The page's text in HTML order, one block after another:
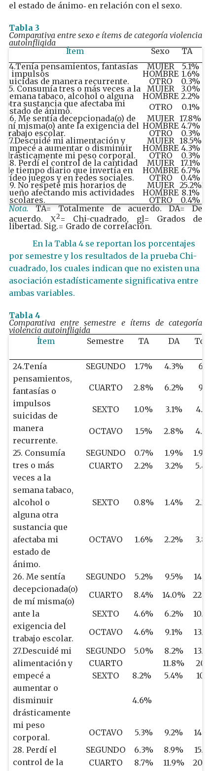
el estado de ánimo- en relación con el sexo.
Tabla 3
Comparativa entre sexo e ítems de categoría violencia
autoinfligida
Ítem
Sexo TA
24.Tenía pensamientos, fantasías
o impulsos
suicidas de manera recurrente.
MUJER 5.1%
HOMBRE 1.6%
OTRO 0.3%
25. Consumía tres o más veces a la
semana tabaco, alcohol o alguna
otra sustancia que afectaba mi
estado de ánimo.
MUJER 3.0%
HOMBRE 2.2%
OTRO
0.1%
26. Me sentía decepcionada(o) de
mí misma(o) ante la exigencia del
trabajo escolar.
MUJER 17.8%
HOMBRE 4.7%
OTRO 0.3%
27.Descuidé mi alimentación y
empecé a aumentar o disminuir
drásticamente mi peso corporal.
MUJER 18.5%
HOMBRE 4.3%
OTRO 0.3%
28. Perdí el control de la cantidad
de tiempo diario que invertía en
vídeo juegos y en redes sociales.
MUJER 17.1%
HOMBRE 6.7%
OTRO 0.4%
29. No respeté mis horarios de
sueño afectando mis actividades
escolares.
MUJER 25.2%
HOMBRE 8.1%
OTRO 0.4%
Nota.TA= Totalmente de acuerdo. DA= De
acuerdo. Χ2= Chi-cuadrado, gl= Grados de
libertad. Sig.= Grado de correlación.
En la Tabla 4 se reportan los porcentajes
por semestre y los resultados de la prueba Chi-
cuadrado, los cuales indican que no existen una
asociación estadísticamente significativa entre
ambas variables.
Tabla 4
Comparativa entre semestre e ítems de categoría
violencia autoinfligida
Ítem
Semestre TA DA Total
24.Tenía
pensamientos,
fantasías o
impulsos
suicidas de
manera
recurrente.
SEGUNDO 1.7% 4.3% 6%
CUARTO 2.8% 6.2% 9%
SEXTO 1.0% 3.1% 4.1%
OCTAVO 1.5% 2.8% 4.3%
25. Consumía
tres o más
veces a la
semana tabaco,
alcohol o
alguna otra
sustancia que
afectaba mi
estado de
ánimo.
SEGUNDO 0.7% 1.9%
1.97%
CUARTO
2.2% 3.2% 5.4%
SEXTO 0.8% 1.4% 2.2%
OCTAVO 1.6% 2.2% 3.8%
26. Me sentía
decepcionada(o)
de mí misma(o)
ante la
exigencia del
trabajo escolar.
SEGUNDO 5.2% 9.5%
14.7%
CUARTO
8.4% 14.0%
22.4%
SEXTO
4.6% 6.2%
10.8%
OCTAVO
4.6% 9.1%
13.7%
27.Descuidé mi
alimentación y
empecé a
aumentar o
disminuir
drásticamente
mi peso
corporal.
SEGUNDO
CUARTO
SEXTO
5.0%
8.2%
4.6%
8.2%
11.8%
5.4%
13.2%
20%
10%
OCTAVO 5.3% 9.2%
14.5%
28. Perdí el
control de la
SEGUNDO 6.3% 8.9%
15.2%
CUARTO
8.7% 11.9% 20.6%